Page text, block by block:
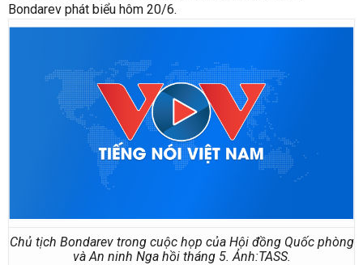
Bondarev phát biểu hôm 20/6.
Chủ tịch Bondarev trong cuộc họp của Hội đồng Quốc phòng
và An ninh Nga hồi tháng 5. Ảnh:TASS.